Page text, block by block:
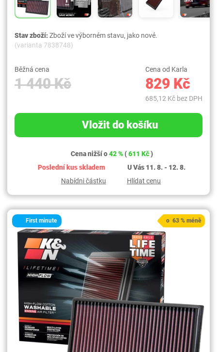
Stav zboží:Zboží ve výborném stavu, jako nové.
(varianta 7838748)
Běžná cena
1 440 Kč
Cena od Karla
829 Kč
685,12 Kč bez DPH
Vložit do košíku
Cena nižší o42 %(611 Kč)
Poslední kus skladem
U Vás 11. 8. - 12. 8.
Nabídni částku
Hlídat cenu
First minute o 63 % méně